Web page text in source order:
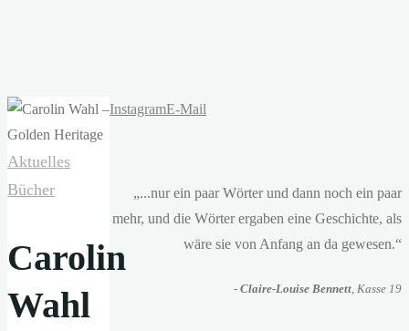
Aktuelles
Bücher
Carolin
Wahl
InstagramE-Mail
„...nur ein paar Wörter und dann noch ein paar
mehr, und die Wörter ergaben eine Geschichte, als
wäre sie von Anfang an da gewesen.“
- Claire-Louise Bennett, Kasse 19